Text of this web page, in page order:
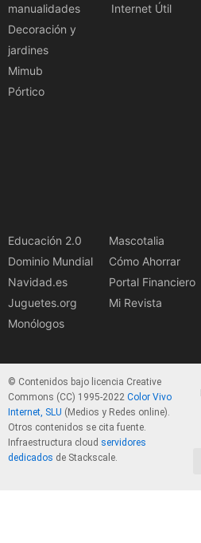
manualidades
Decoración y
jardines
Mimub
Pórtico
Internet Útil
Educación 2.0
Dominio Mundial
Navidad.es
Juguetes.org
Monólogos
Mascotalia
Cómo Ahorrar
Portal Financiero
Mi Revista
© Contenidos bajo licencia Creative
Commons (CC) 1995-2022 Color Vivo
Internet, SLU (Medios y Redes online).
Otros contenidos se cita fuente.
Infraestructura cloud servidores
dedicados de Stackscale.